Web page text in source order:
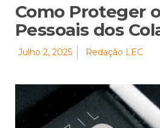
Como Proteger
Pessoais dos
Julho 2, 2025 Redação LEC